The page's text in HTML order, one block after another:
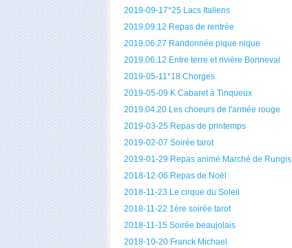
2019-09-17*25 Lacs Italiens
2019.09.12 Repas de rentrée
2019.06.27 Randonnée pique nique
2019.06.12 Entre terre et rivière Bonneval
2019-05-11*18 Chorges
2019-05-09 K Cabaret à Tinqueux
2019.04.20 Les choeurs de l'armée rouge
2019-03-25 Repas de printemps
2019-02-07 Soirée tarot
2019-01-29 Repas animé Marché de Rungis
2018-12-06 Repas de Noël
2018-11-23 Le cirque du Soleil
2018-11-22 1ère soirée tarot
2018-11-15 Soirée beaujolais
2018-10-20 Franck Michael